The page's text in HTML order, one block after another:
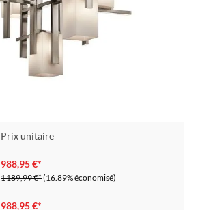
Prix unitaire
988,95 €*
1 189,99 €*(16.89% économisé)
988,95 €*